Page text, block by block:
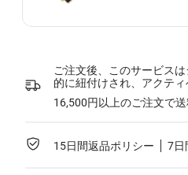
詳細を見る
Insta360 FlexiCareは1年以内に2
Insta360は破損した製品を交換
にはサービス利用時に2,000円
Insta360 Link 2 & Insta360 Link
ご注文後、このサービス
的に紐付けされ、アクテ
16,500円以上のご注文で
15日間返品ポリシー 7日